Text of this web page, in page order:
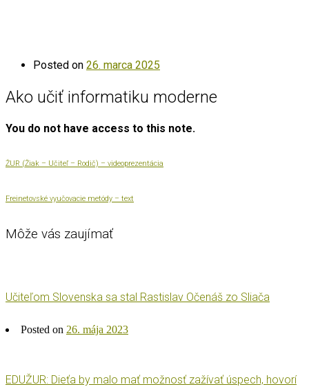
Posted on 26. marca 2025
Ako učiť informatiku moderne
You do not have access to this note.
ŽUR (Žiak – Učiteľ – Rodič) – videoprezentácia
Freinetovské vyučovacie metódy – text
Môže vás zaujímať
Učiteľom Slovenska sa stal Rastislav Očenáš zo Sliača
Posted on 26. mája 2023
EDUŽUR: Dieťa by malo mať možnosť zažívať úspech, hovorí